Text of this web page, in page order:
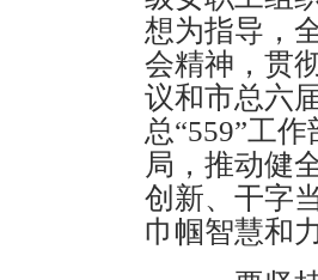
想为指导，
会精神，贯
议和市总六
总“559”工
局，推动健
创新、干字
巾帼智慧和